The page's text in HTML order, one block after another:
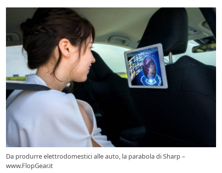
Da produrre elettrodomestici alle auto, la parabola di Sharp –
www.FlopGear.it